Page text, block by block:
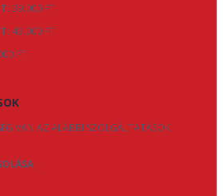
39.000 FT
43.000 FT
FT
VAN AZ ALÁBBI SZOLGÁLTATÁSOK
,